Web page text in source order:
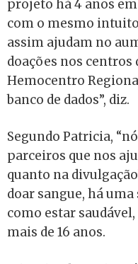
projeto há 4 anos
com o mesmo
assim ajudam no
doações nos centros
Hemocentro
banco de dados”, diz.
Segundo Patricia,
parceiros que nos
quanto na
doar sangue, há
como estar
mais de 16 anos.